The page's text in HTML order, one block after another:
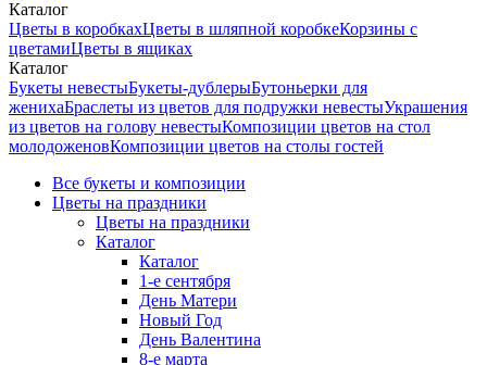
Каталог
Цветы в коробкахЦветы в шляпной коробкеКорзины с
цветамиЦветы в ящиках
Каталог
Букеты невестыБукеты-дублерыБутоньерки для
женихаБраслеты из цветов для подружки невестыУкрашения
из цветов на голову невестыКомпозиции цветов на стол
молодоженовКомпозиции цветов на столы гостей
Все букеты и композиции
Цветы на праздники
Цветы на праздники
Каталог
Каталог
1-е сентября
День Матери
Новый Год
День Валентина
8-е марта